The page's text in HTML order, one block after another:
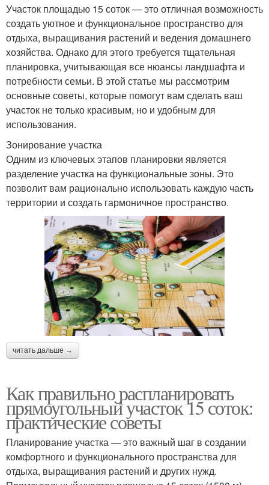
Участок площадью 15 соток — это отличная возможность
создать уютное и функциональное пространство для
отдыха, выращивания растений и ведения домашнего
хозяйства. Однако для этого требуется тщательная
планировка, учитывающая все нюансы ландшафта и
потребности семьи. В этой статье мы рассмотрим
основные советы, которые помогут вам сделать ваш
участок не только красивым, но и удобным для
использования.
Зонирование участка
Одним из ключевых этапов планировки является
разделение участка на функциональные зоны. Это
позволит вам рационально использовать каждую часть
территории и создать гармоничное пространство.
читать дальше →
Как правильно распланировать
прямоугольный участок 15 соток:
практические советы
Планирование участка — это важный шаг в создании
комфортного и функционального пространства для
отдыха, выращивания растений и других нужд.